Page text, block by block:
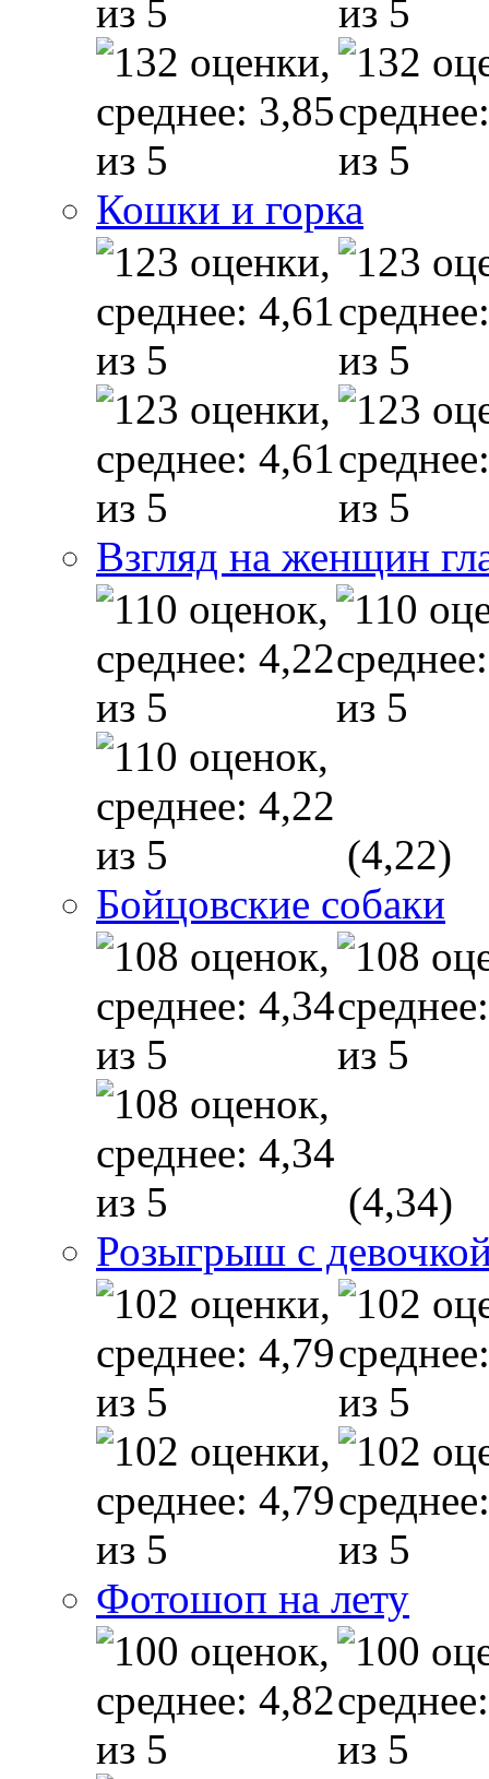
Кошки и горка
Взгляд на женщин
(4,22)
Бойцовские собаки
(4,34)
Розыгрыш с
Фотошоп на лету